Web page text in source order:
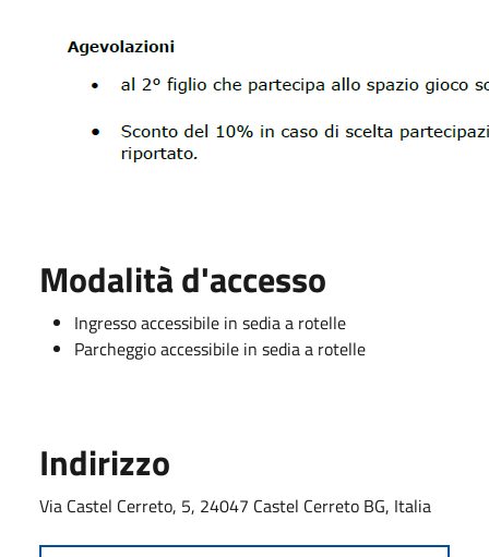
Modalità d'accesso
Ingresso accessibile in sedia a rotelle
Parcheggio accessibile in sedia a rotelle
Indirizzo
Via Castel Cerreto, 5, 24047 Castel Cerreto BG, Italia